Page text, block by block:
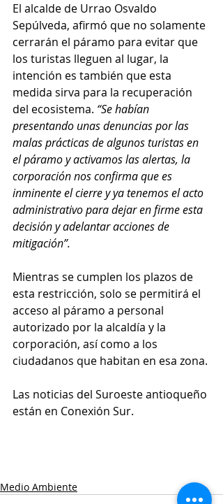
El alcalde de Urrao Osvaldo
Sepúlveda, afirmó que no solamente
cerrarán el páramo para evitar que
los turistas lleguen al lugar, la
intención es también que esta
medida sirva para la recuperación
del ecosistema. “Se habían
presentando unas denuncias por las
malas prácticas de algunos turistas en
el páramo y activamos las alertas, la
corporación nos confirma que es
inminente el cierre y ya tenemos el acto
administrativo para dejar en firme esta
decisión y adelantar acciones de
mitigación”.
Mientras se cumplen los plazos de
esta restricción, solo se permitirá el
acceso al páramo a personal
autorizado por la alcaldía y la
corporación, así como a los
ciudadanos que habitan en esa zona.
Las noticias del Suroeste antioqueño
están en Conexión Sur.
Medio Ambiente